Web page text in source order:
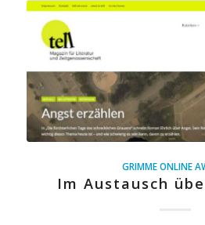
GRIMME ONLINE
Im Austausch